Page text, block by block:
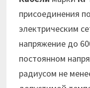
присоединения
электрическим
напряжение до
постоянном
радиусом не